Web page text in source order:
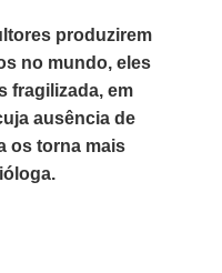
produzirem
no mundo, eles
fragilizada, em
ausência de
os torna mais